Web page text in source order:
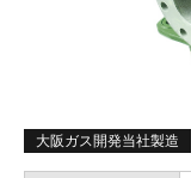
大阪ガス開発当社製造